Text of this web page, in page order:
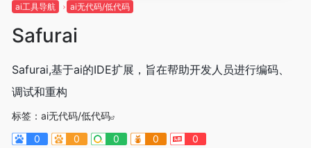
ai工具导航 ai无代码/低代码
Safurai
Safurai,基于ai的IDE扩展，旨在帮助开发人员进行编码、
调试和重构
标签： ai无代码/低代码
0
0 0 0 0